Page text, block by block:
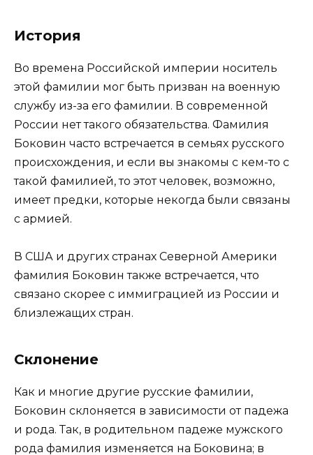
История
Во времена Российской империи носитель
этой фамилии мог быть призван на военную
службу из-за его фамилии. В современной
России нет такого обязательства. Фамилия
Боковин часто встречается в семьях русского
происхождения, и если вы знакомы с кем-то с
такой фамилией, то этот человек, возможно,
имеет предки, которые некогда были связаны
с армией.
В США и других странах Северной Америки
фамилия Боковин также встречается, что
связано скорее с иммиграцией из России и
близлежащих стран.
Склонение
Как и многие другие русские фамилии,
Боковин склоняется в зависимости от падежа
и рода. Так, в родительном падеже мужского
рода фамилия изменяется на Боковина; в